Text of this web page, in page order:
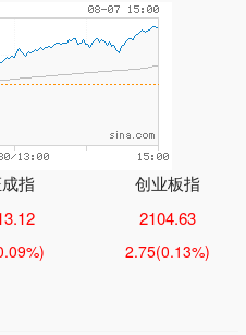
指
创业板指
2104.63
2.75(0.13%)